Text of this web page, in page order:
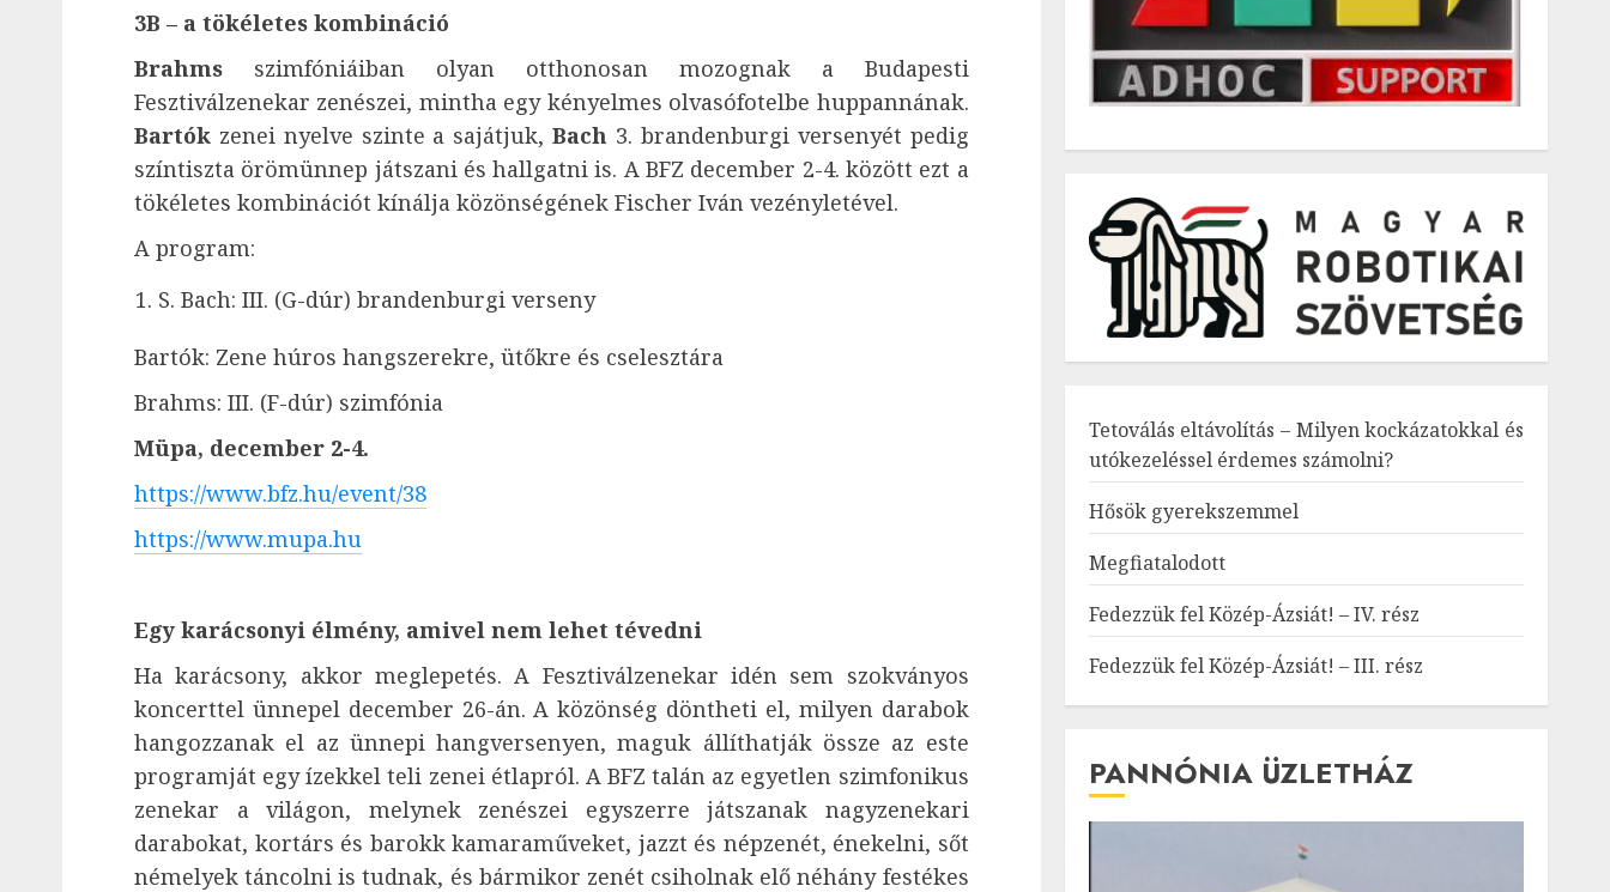
3B – a tökéletes kombináció
Brahms szimfóniáiban olyan otthonosan mozognak a Budapesti
Fesztiválzenekar zenészei, mintha egy kényelmes olvasófotelbe huppannának.
Bartók zenei nyelve szinte a sajátjuk,Bach 3. brandenburgi versenyét pedig
színtiszta örömünnep játszani és hallgatni is. A BFZ december 2-4. között ezt a
tökéletes kombinációt kínálja közönségének Fischer Iván vezényletével.
A program:
S. Bach: III. (G-dúr) brandenburgi verseny
Bartók: Zene húros hangszerekre, ütőkre és cselesztára
Brahms: III. (F-dúr) szimfónia
Müpa, december 2-4.
https://www.bfz.hu/event/38
https://www.mupa.hu
Egy karácsonyi élmény, amivel nem lehet tévedni
Ha karácsony, akkor meglepetés. A Fesztiválzenekar idén sem szokványos
koncerttel ünnepel december 26-án. A közönség döntheti el, milyen darabok
hangozzanak el az ünnepi hangversenyen, maguk állíthatják össze az este
programját egy ízekkel teli zenei étlapról. A BFZ talán az egyetlen szimfonikus
zenekar a világon, melynek zenészei egyszerre játszanak nagyzenekari
darabokat, kortárs és barokk kamaraműveket, jazzt és népzenét, énekelni, sőt
némelyek táncolni is tudnak, és bármikor zenét csiholnak elő néhány festékes
Tetoválás eltávolítás – Milyen kockázatokkal és
utókezeléssel érdemes számolni?
Hősök gyerekszemmel
Megfiatalodott
Fedezzük fel Közép-Ázsiát! – IV. rész
Fedezzük fel Közép-Ázsiát! – III. rész
PANNÓNIA ÜZLETHÁZ